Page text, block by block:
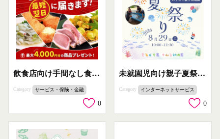
飲食店向け手間なし食材配送
Category サービス・保険・金融
0
未就園児向け親子夏祭りイベント
Category インターネットサービス
0